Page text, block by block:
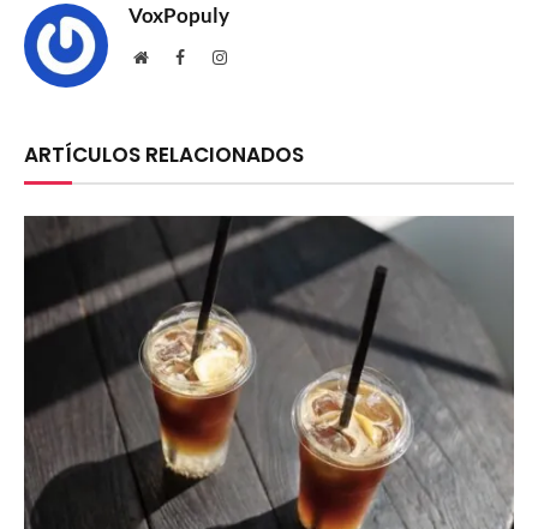
VoxPopuly
WebsiteFacebookInstagram
ARTÍCULOS RELACIONADOS